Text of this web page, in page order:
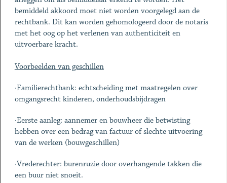
bemiddeld akkoord moet niet worden voorgelegd aan de
rechtbank. Dit kan worden gehomologeerd door de notaris
met het oog op het verlenen van authenticiteit en
uitvoerbare kracht.
Voorbeelden van geschillen
·Familierechtbank: echtscheiding met maatregelen over
omgangsrecht kinderen, onderhoudsbijdragen
·Eerste aanleg: aannemer en bouwheer die betwisting
hebben over een bedrag van factuur of slechte uitvoering
van de werken (bouwgeschillen)
·Vrederechter: burenruzie door overhangende takken die
een buur niet snoeit.